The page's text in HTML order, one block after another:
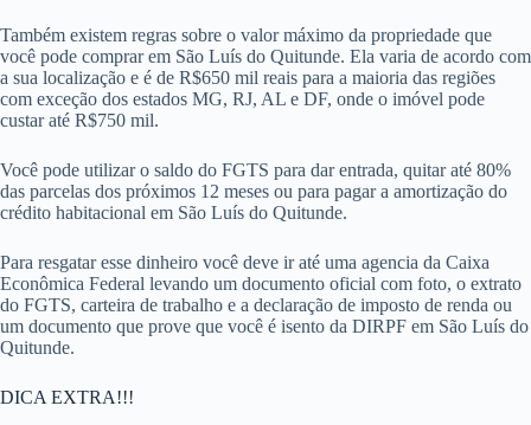
Também existem regras sobre o valor máximo da propriedade que
você pode comprar em São Luís do Quitunde. Ela varia de acordo com
a sua localização e é de R$650 mil reais para a maioria das regiões
com exceção dos estados MG, RJ, AL e DF, onde o imóvel pode
custar até R$750 mil.
Você pode utilizar o saldo do FGTS para dar entrada, quitar até 80%
das parcelas dos próximos 12 meses ou para pagar a amortização do
crédito habitacional em São Luís do Quitunde.
Para resgatar esse dinheiro você deve ir até uma agencia da Caixa
Econômica Federal levando um documento oficial com foto, o extrato
do FGTS, carteira de trabalho e a declaração de imposto de renda ou
um documento que prove que você é isento da DIRPF em São Luís do
Quitunde.
DICA EXTRA!!!